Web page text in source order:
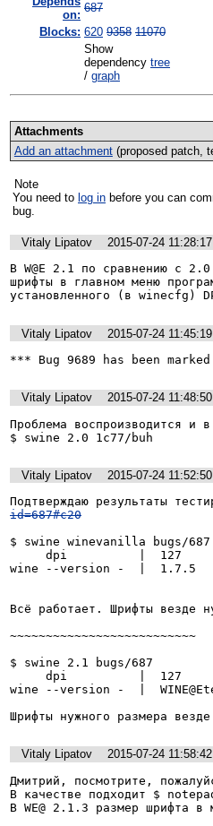
on:
687
Blocks: 620 9358 11070
Show
dependency tree
/ graph
Attachments
Add an attachment(proposed patch,
Note
You need to log in
bug.
Vitaly Lipatov
2015-07-24
В W@E 2.1 по сравнению с
шрифты в главном меню
установленного (в winecfg)
Vitaly Lipatov
2015-07-24
*** Bug 9689 has been
Vitaly Lipatov
2015-07-24
Проблема воспроизводится
$ swine 2.0 1c77/buh
Vitaly Lipatov
2015-07-24
Подтверждаю результаты
id=687#c20
$ swine winevanilla bugs/687
wine --version -  |  1.7.5
Всё работает. Шрифты везде
~~~~~~~~~~~~~~~~~~~~~~~~~~
$ swine 2.1 bugs/687
wine --version -  |
Шрифты нужного размера
Vitaly Lipatov
2015-07-24
Дмитрий, посмотрите,
В качестве подходит $
В WE@ 2.1.3 размер шрифта